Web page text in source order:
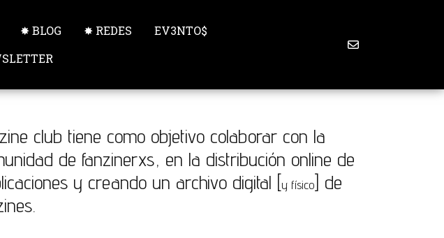
✸ BLOG ✸ REDES
EV3NTO$
club tiene como objetivo colaborar con la
de fanzinerxs, en la distribución online de
y creando un archivo digital [y físico] de